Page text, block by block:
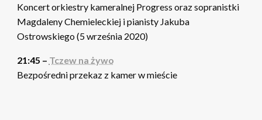
Koncert orkiestry kameralnej Progress oraz sopranistki
Magdaleny Chemieleckiej i pianisty Jakuba
Ostrowskiego (5 września 2020)
21:45 – Tczew na żywo
Bezpośredni przekaz z kamer w mieście